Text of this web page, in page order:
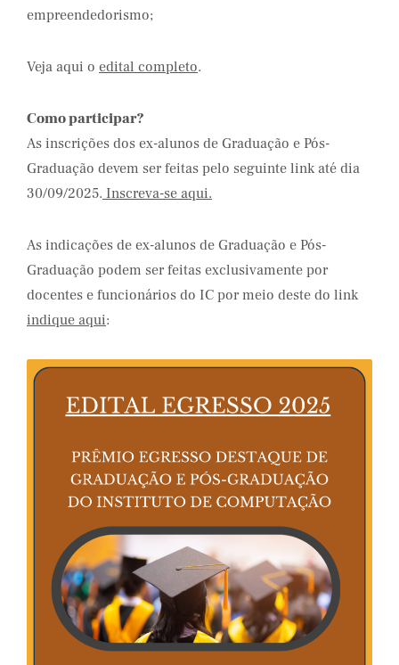
empreendedorismo;
Veja aqui o edital completo.
Como participar?
As inscrições dos ex-alunos de Graduação e Pós-
Graduação devem ser feitas pelo seguinte link até dia
30/09/2025. Inscreva-se aqui.
As indicações de ex-alunos de Graduação e Pós-
Graduação podem ser feitas exclusivamente por
docentes e funcionários do IC por meio deste do link
indique aqui: